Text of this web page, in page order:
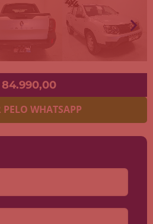
84.990,00
PELO WHATSAPP